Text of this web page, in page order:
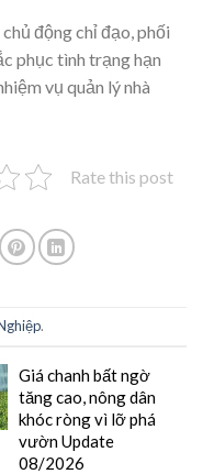
động chỉ đạo, phối
phục tình trạng hạn
vụ quản lý nhà
Rate this post
.
Giá chanh bất ngờ
tăng cao, nông dân
khóc ròng vì lỡ phá
vườn Update
08/2026